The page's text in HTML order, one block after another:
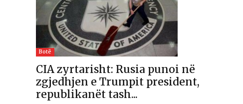
Botë
CIA zyrtarisht: Rusia punoi në
zgjedhjen e Trumpit president,
republikanët tash...